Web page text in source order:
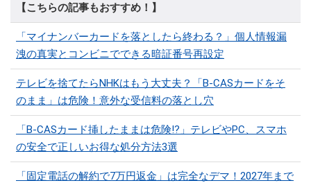
【こちらの記事もおすすめ！】
「マイナンバーカードを落としたら終わる？」個人情報漏
洩の真実とコンビニでできる暗証番号再設定
テレビを捨てたらNHKはもう大丈夫？「B-CASカードをそ
のまま」は危険！意外な受信料の落とし穴
「B-CASカード挿したままは危険!?」テレビやPC、スマホ
の安全で正しいお得な処分方法3選
「固定電話の解約で7万円返金」は完全なデマ！2027年まで